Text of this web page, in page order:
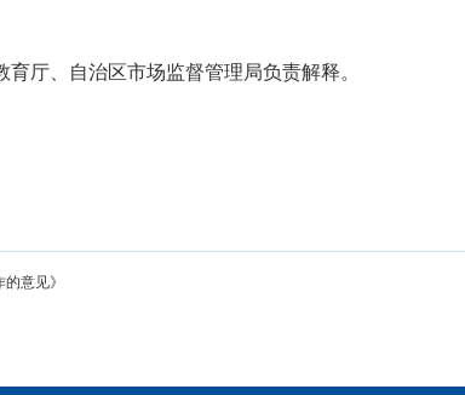
厅、自治区市场监督管理局负责解释。
意见》